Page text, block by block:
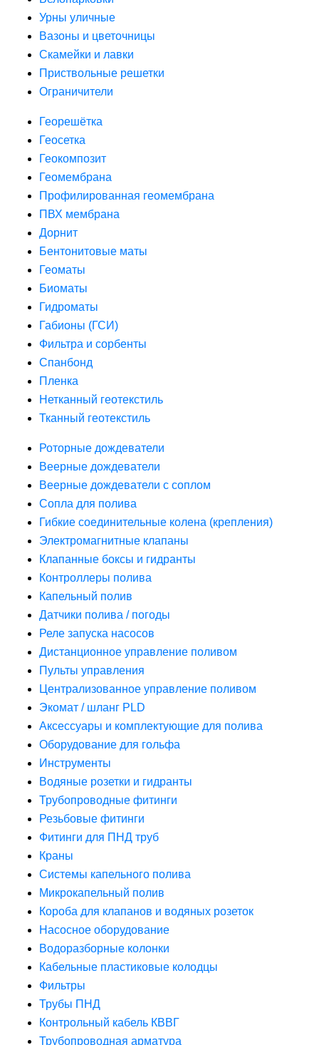
Урны уличные
Вазоны и цветочницы
Скамейки и лавки
Приствольные решетки
Ограничители
Георешётка
Геосетка
Геокомпозит
Геомембрана
Профилированная геомембрана
ПВХ мембрана
Дорнит
Бентонитовые маты
Геоматы
Биоматы
Гидроматы
Габионы (ГСИ)
Фильтра и сорбенты
Спанбонд
Пленка
Нетканный геотекстиль
Тканный геотекстиль
Роторные дождеватели
Веерные дождеватели
Веерные дождеватели с соплом
Сопла для полива
Гибкие соединительные колена (крепления)
Электромагнитные клапаны
Клапанные боксы и гидранты
Контроллеры полива
Капельный полив
Датчики полива / погоды
Реле запуска насосов
Дистанционное управление поливом
Пульты управления
Централизованное управление поливом
Экомат / шланг PLD
Аксессуары и комплектующие для полива
Оборудование для гольфа
Инструменты
Водяные розетки и гидранты
Трубопроводные фитинги
Резьбовые фитинги
Фитинги для ПНД труб
Краны
Системы капельного полива
Микрокапельный полив
Короба для клапанов и водяных розеток
Насосное оборудование
Водоразборные колонки
Кабельные пластиковые колодцы
Фильтры
Трубы ПНД
Контрольный кабель КВВГ
Трубопроводная арматура